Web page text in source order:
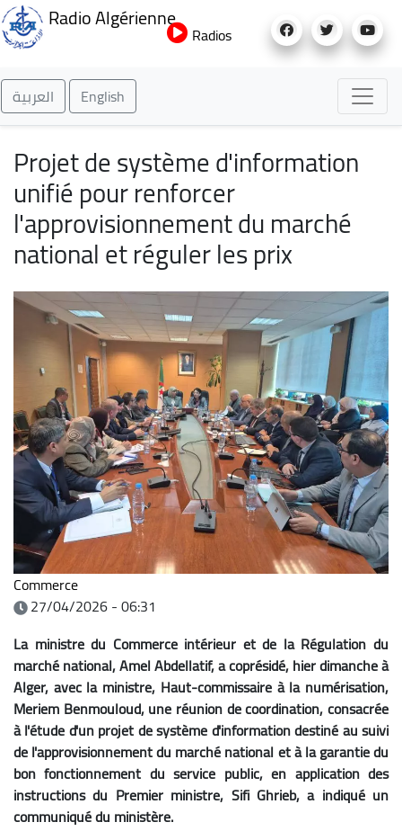
au
Radio Algérienne
Radios
العربية English
Projet de système d'information
unifié pour renforcer
l'approvisionnement du marché
national et réguler les prix
Commerce
27/04/2026 - 06:31
La ministre du Commerce intérieur et de la Régulation du
marché national, Amel Abdellatif, a coprésidé, hier dimanche à
Alger, avec la ministre, Haut-commissaire à la numérisation,
Meriem Benmouloud, une réunion de coordination, consacrée
à l'étude d'un projet de système d'information destiné au suivi
de l'approvisionnement du marché national et à la garantie du
bon fonctionnement du service public, en application des
instructions du Premier ministre, Sifi Ghrieb, a indiqué un
communiqué du ministère.